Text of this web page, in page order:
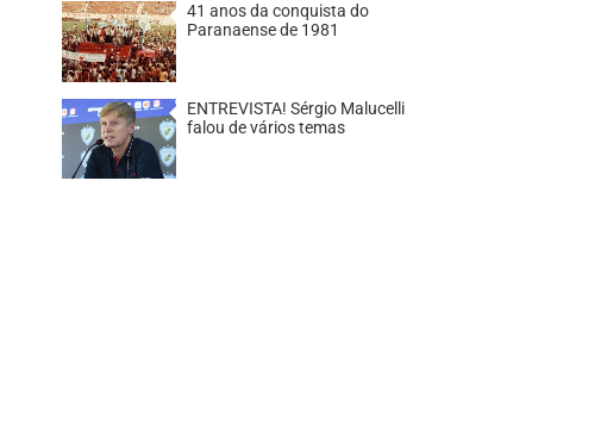
41 anos da conquista do
Paranaense de 1981
ENTREVISTA! Sérgio Malucelli
falou de vários temas